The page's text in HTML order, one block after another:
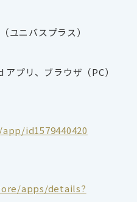
ユニバスプラス）
プリ、ブラウザ（PC）
id1579440420
apps/details?